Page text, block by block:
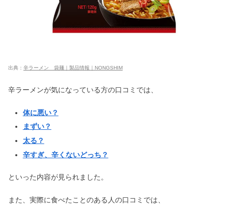
パンの消費・賞味期限｜冷凍はいつま
で？カビを食べてしまった対処法も
チルアウトドリンクは危ない？違法で
出典： 辛ラーメン 袋麺｜製品情報｜NONGSHIM
辛ラーメンが気になっている方の口コミでは、
体に悪い？
まずい？
太る？
辛すぎ、辛くないどっち？
といった内容が見られました。
また、実際に食べたことのある人の口コミでは、